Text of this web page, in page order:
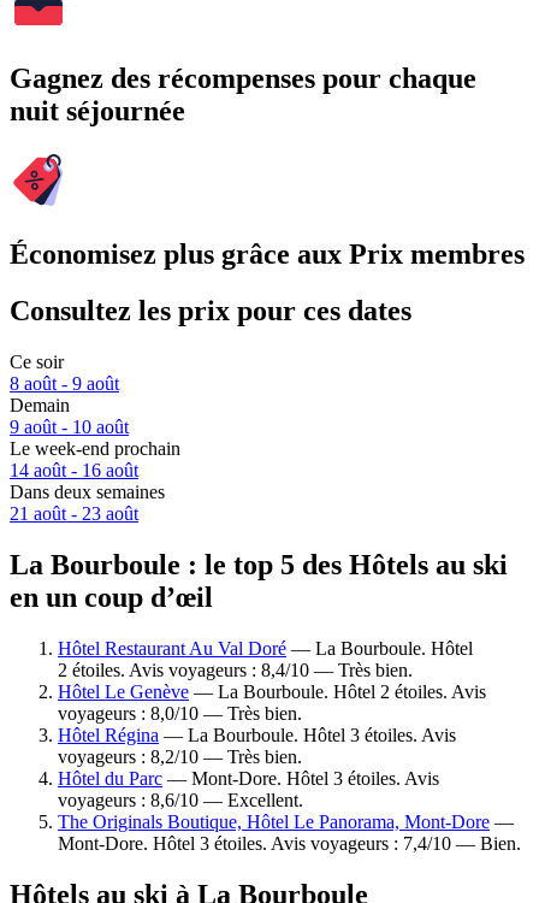
Gagnez des récompenses pour chaque
nuit séjournée
Économisez plus grâce aux Prix membres
Consultez les prix pour ces dates
Ce soir
8 août - 9 août
Demain
9 août - 10 août
Le week-end prochain
14 août - 16 août
Dans deux semaines
21 août - 23 août
La Bourboule : le top 5 des Hôtels au ski
en un coup d’œil
Hôtel Restaurant Au Val Doré — La Bourboule. Hôtel
2 étoiles. Avis voyageurs : 8,4/10 — Très bien.
Hôtel Le Genève — La Bourboule. Hôtel 2 étoiles. Avis
voyageurs : 8,0/10 — Très bien.
Hôtel Régina — La Bourboule. Hôtel 3 étoiles. Avis
voyageurs : 8,2/10 — Très bien.
Hôtel du Parc — Mont-Dore. Hôtel 3 étoiles. Avis
voyageurs : 8,6/10 — Excellent.
The Originals Boutique, Hôtel Le Panorama, Mont-Dore —
Mont-Dore. Hôtel 3 étoiles. Avis voyageurs : 7,4/10 — Bien.
Hôtels au ski à La Bourboule